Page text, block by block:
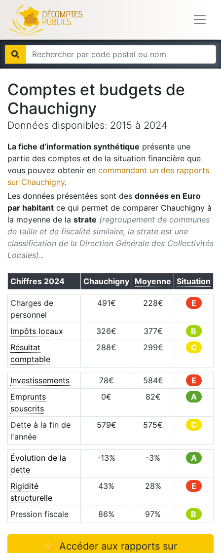
Comptes et budgets de
Chauchigny
Données disponibles: 2015 à 2024
La fiche d’information synthétique présente une
partie des comptes et de la situation financière que
vous pouvez obtenir en commandant un des rapports
sur Chauchigny.
Les données présentées sont des données en Euro
par habitant ce qui permet de comparer Chauchigny à
la moyenne de la strate (regroupement de communes
de taille et de fiscalité similaire, la strate est une
classification de la Direction Générale des Collectivités
Locales)..
Chiffres 2024 Chauchigny Moyenne Situation
Charges de
personnel
491€ 228€ E
Impôts locaux 326€ 377€
B
Résultat
comptable
288€ 299€ C
Investissements 78€ 584€
E
Emprunts
souscrits
0€ 82€ A
Dette à la fin de
l'année
579€ 575€ C
Évolution de la
dette
-13% -3% A
Rigidité
structurelle
43% 28% E
Pression fiscale 86% 97% B
👉 Accéder aux rapports sur